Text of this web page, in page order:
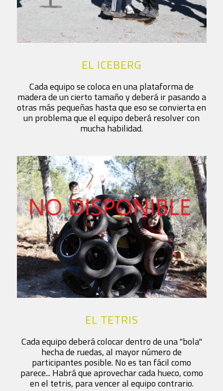
EL ICEBERG
Cada equipo se coloca en una plataforma de
madera de un cierto tamaño y deberá ir pasando a
otras más pequeñas hasta que eso se convierta en
un problema que el equipo deberá resolver con
mucha habilidad.
EL TETRIS
Cada equipo deberá colocar dentro de una "bola"
hecha de ruedas, al mayor número de
participantes posible. No es tan fácil como
parece... Habrá que aprovechar cada hueco, como
en el tetris, para vencer al equipo contrario.